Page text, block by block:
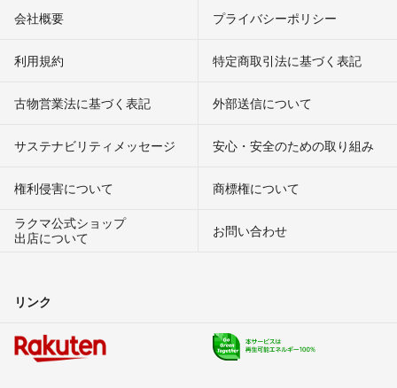
会社概要 プライバシーポリシー
利用規約 特定商取引法に基づく表記
古物営業法に基づく表記 外部送信について
サステナビリティメッセージ 安心・安全のための取り組み
権利侵害について
商標権について
ラクマ公式ショップ
出店について
お問い合わせ
リンク